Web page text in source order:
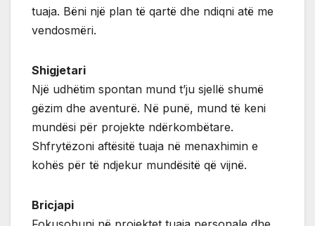
tuaja. Bëni një plan të qartë dhe ndiqni atë me
vendosmëri.
Shigjetari
Një udhëtim spontan mund t’ju sjellë shumë
gëzim dhe aventurë. Në punë, mund të keni
mundësi për projekte ndërkombëtare.
Shfrytëzoni aftësitë tuaja në menaxhimin e
kohës për të ndjekur mundësitë që vijnë.
Bricjapi